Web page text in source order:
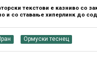
текстови е казниво со
и со ставање хиперлинк до
Ормуски теснец